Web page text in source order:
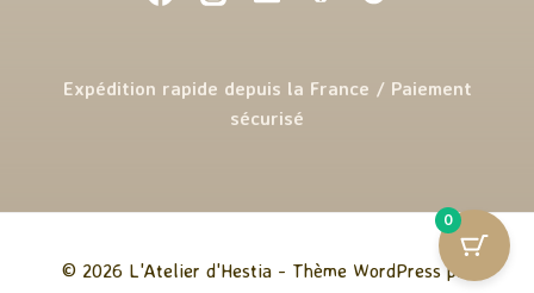
Expédition rapide depuis la France / Paiement
sécurisé
© 2026 L'Atelier d'Hestia - Thème WordPress par
0